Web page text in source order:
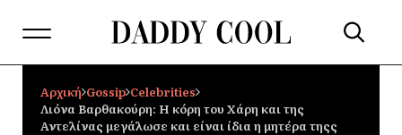
Αρχική Gossip Celebrities
Λιόνα Βαρθακούρη: Η κόρη του Χάρη και της
Αντελίνας μεγάλωσε και είναι ίδια η μητέρα τηςς